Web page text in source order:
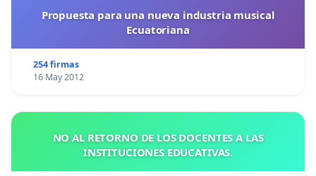
Propuesta para una nueva industria musical
Ecuatoriana
254 firmas
16 May 2012
NO AL RETORNO DE LOS DOCENTES A LAS
INSTITUCIONES EDUCATIVAS.